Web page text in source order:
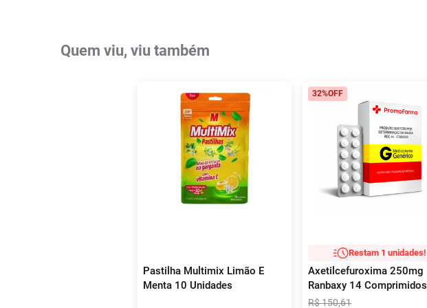
Quem viu, viu também
Pastilha Multimix Limão E
Menta 10 Unidades
32%OFF
Restam 1 unidades!
Axetilcefuroxima 250mg
Ranbaxy 14 Comprimidos
R$150,61